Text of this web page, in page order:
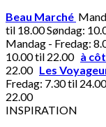
Beau Marché
til 18.00 Søndag:
Mandag - Fredag:
10.00 til 22.00 à
22.00 Les
Fredag: 7.30 til
22.00
INSPIRATION